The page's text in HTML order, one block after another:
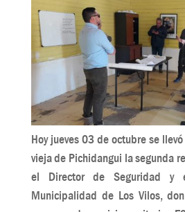
Hoy jueves 03 de octubre se
vieja de Pichidangui la segunda
el Director de Seguridad y
Municipalidad de Los Vilos,